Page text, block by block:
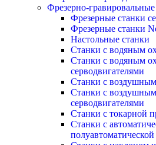
Фрезерно-
Фрезерные станки
Фрезерные станки
Настольные станки
Станки с водяным
Станки с водяным
серводвигателями
Станки с
Станки с
серводвигателями
Станки с токарной
Станки с